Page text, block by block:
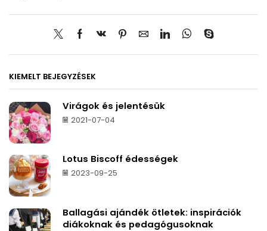
KIEMELT BEJEGYZÉSEK
Virágok és jelentésük
2021-07-04
Lotus Biscoff édességek
2023-09-25
Ballagási ajándék ötletek: inspirációk
diákoknak és pedagógusoknak